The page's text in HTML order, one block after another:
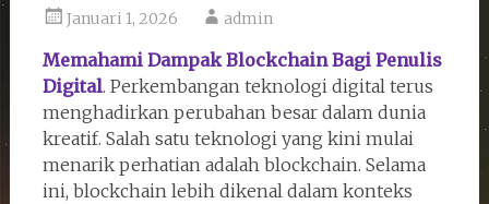
Januari 1, 2026 admin
Memahami Dampak Blockchain Bagi Penulis
Digital. Perkembangan teknologi digital terus
menghadirkan perubahan besar dalam dunia
kreatif. Salah satu teknologi yang kini mulai
menarik perhatian adalah blockchain. Selama
ini, blockchain lebih dikenal dalam konteks